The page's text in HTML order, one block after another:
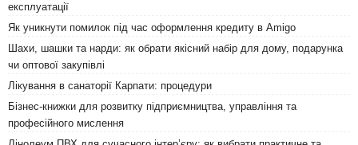
експлуатації
Як уникнути помилок під час оформлення кредиту в Amigo
Шахи, шашки та нарди: як обрати якісний набір для дому, подарунка
чи оптової закупівлі
Лікування в санаторії Карпати: процедури
Бізнес-книжки для розвитку підприємництва, управління та
професійного мислення